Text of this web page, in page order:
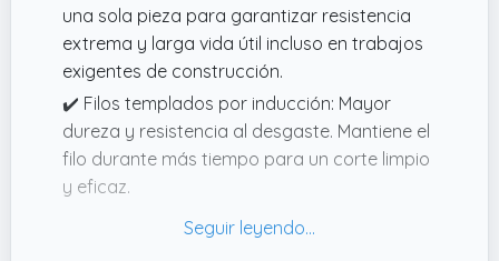
una sola pieza para garantizar resistencia
extrema y larga vida útil incluso en trabajos
exigentes de construcción.
✔️ Filos templados por inducción: Mayor
dureza y resistencia al desgaste. Mantiene el
filo durante más tiempo para un corte limpio
y eficaz.
✔️ Ajuste profesional de cuchillas: Sistema de